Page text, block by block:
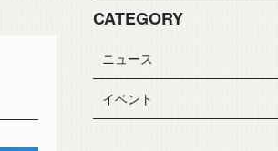
CATEGORY
ニュース
イベント